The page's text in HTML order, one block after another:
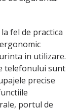
fel de practica
in utilizare.
telefonului sunt
precise
portul de